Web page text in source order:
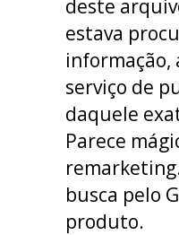
deste
estava
serviço de
daquele
Parece
busca pelo
produto.